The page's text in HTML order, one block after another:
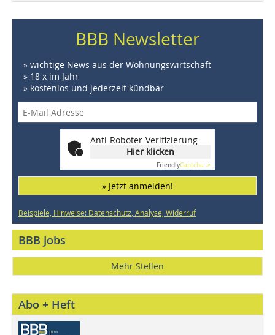
BBB Newsletter
» wichtige News aus der Wohnungswirtschaft
» 18 x im Jahr
» kostenlos und jederzeit kündbar
Anti-Roboter-Verifizierung
Hier klicken
FriendlyCaptcha ⇗
» Jetzt anmelden!
Beispiele, Hinweise: Datenschutz, Analyse, Widerruf
BBB Jobs
Mehr Stellen
Abo + Heft